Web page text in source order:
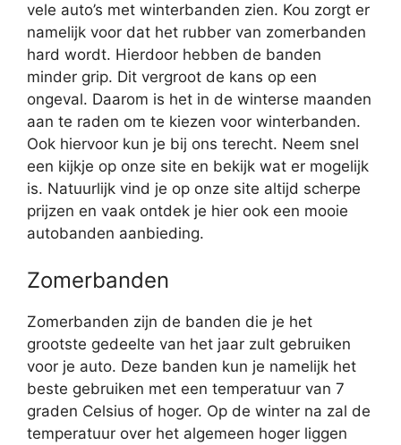
vele auto’s met winterbanden zien. Kou zorgt er
namelijk voor dat het rubber van zomerbanden
hard wordt. Hierdoor hebben de banden
minder grip. Dit vergroot de kans op een
ongeval. Daarom is het in de winterse maanden
aan te raden om te kiezen voor winterbanden.
Ook hiervoor kun je bij ons terecht. Neem snel
een kijkje op onze site en bekijk wat er mogelijk
is. Natuurlijk vind je op onze site altijd scherpe
prijzen en vaak ontdek je hier ook een mooie
autobanden aanbieding.
Zomerbanden
Zomerbanden zijn de banden die je het
grootste gedeelte van het jaar zult gebruiken
voor je auto. Deze banden kun je namelijk het
beste gebruiken met een temperatuur van 7
graden Celsius of hoger. Op de winter na zal de
temperatuur over het algemeen hoger liggen